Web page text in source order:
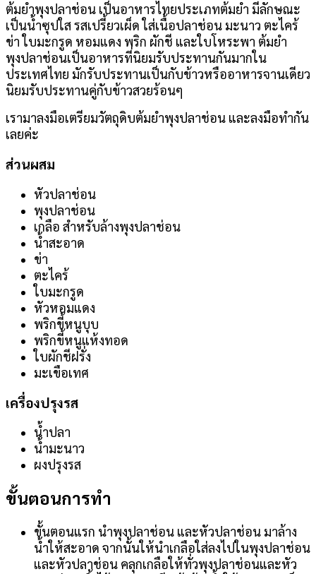
ต้มยำพุงปลาช่อน เป็นอาหารไทยประเภทต้มยำ มีลักษณะ
เป็นน้ำซุปใส รสเปรี้ยวเผ็ด ใส่เนื้อปลาช่อน มะนาว ตะไคร้
ข่า ใบมะกรูด หอมแดง พริก ผักชี และใบโหระพา ต้มยำ
พุงปลาช่อนเป็นอาหารที่นิยมรับประทานกันมากใน
ประเทศไทย มักรับประทานเป็นกับข้าวหรืออาหารจานเดียว
นิยมรับประทานคู่กับข้าวสวยร้อนๆ
เรามาลงมือเตรียมวัตถุดิบต้มยำพุงปลาช่อน และลงมือทำกัน
เลยค่ะ
ส่วนผสม
หัวปลาช่อน
พุงปลาช่อน
เกลือ สำหรับล้างพุงปลาช่อน
น้ำสะอาด
ข่า
ตะไคร้
ใบมะกรูด
หัวหอมแดง
พริกขี้หนูบุบ
พริกขี้หนูแห้งทอด
ใบผักชีฝรั่ง
มะเขือเทศ
เครื่องปรุงรส
น้ำปลา
น้ำมะนาว
ผงปรุงรส
ขั้นตอนการทำ
ขั้นตอนแรก นำพุงปลาช่อน และหัวปลาช่อน มาล้าง
น้ำให้สะอาด จากนั้นให้นำเกลือใส่ลงไปในพุงปลาช่อน
และหัวปลาช่อน คลุกเกลือให้ทั่วพุงปลาช่อนและหัว